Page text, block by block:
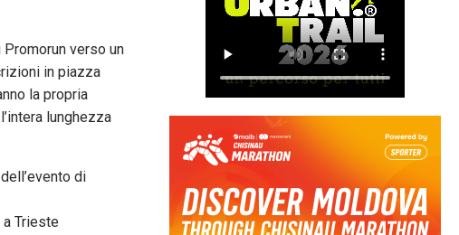
verso un
in piazza
la propria
lunghezza
di
Trieste